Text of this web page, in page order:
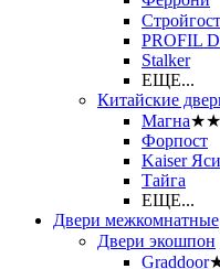
Стройгост
PROFIL
Stalker
ЕЩЕ...
Китайские
Магна★★
Форпост
Kaiser
Тайга
ЕЩЕ...
Двери межкомнатные
Двери экошпон
Graddoor